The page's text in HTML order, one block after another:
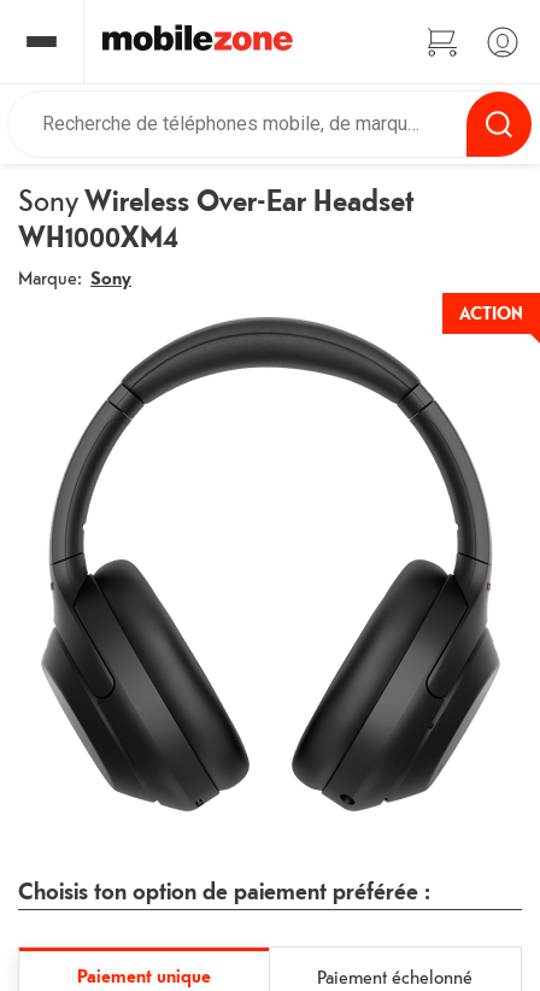
SonyWireless Over-Ear Headset
WH1000XM4
Marque: Sony
ACTION
Choisis ton option de paiement préférée :
Paiement unique
Paiement échelonné